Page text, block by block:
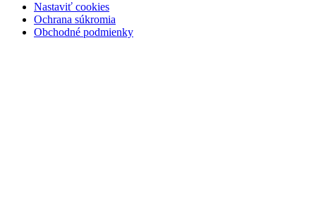
Nastaviť cookies
Ochrana súkromia
Obchodné podmienky